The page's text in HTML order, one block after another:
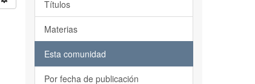
Títulos
Materias
Esta comunidad
Por fecha de publicación